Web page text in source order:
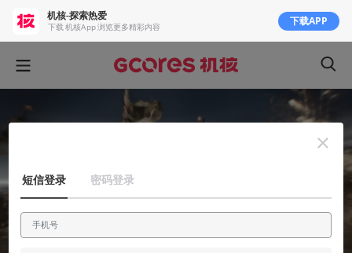
机核-探索热爱
下载 机核App 浏览更多精彩内容 下载APP
短信登录 密码登录